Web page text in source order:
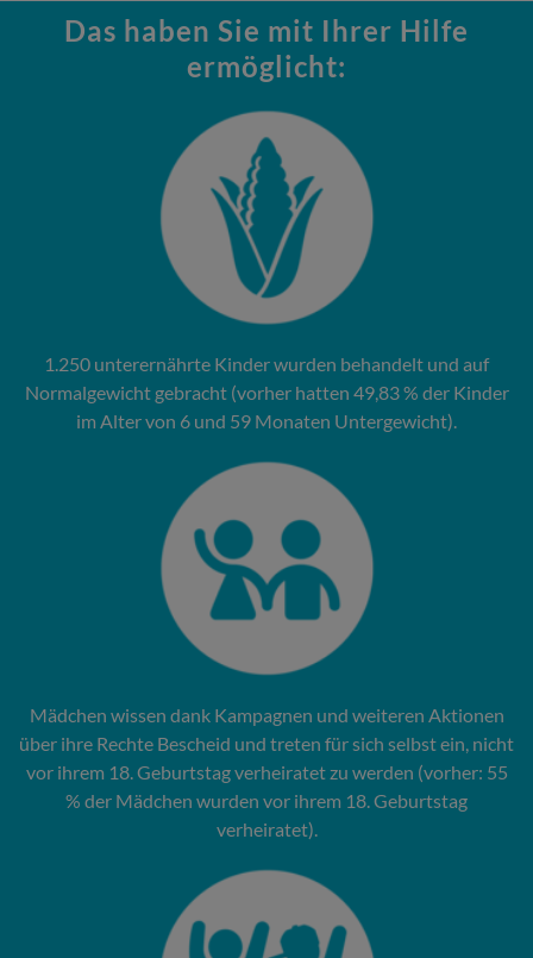
Das haben Sie mit Ihrer Hilfe
ermöglicht:
1.250 unterernährte Kinder wurden behandelt und auf
Normalgewicht gebracht (vorher hatten 49,83 % der Kinder
im Alter von 6 und 59 Monaten Untergewicht).
Mädchen wissen dank Kampagnen und weiteren Aktionen
über ihre Rechte Bescheid und treten für sich selbst ein, nicht
vor ihrem 18. Geburtstag verheiratet zu werden (vorher: 55
% der Mädchen wurden vor ihrem 18. Geburtstag
verheiratet).